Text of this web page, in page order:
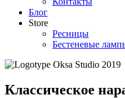
Блог
Store
Ресницы
Бестеневые
Классическое